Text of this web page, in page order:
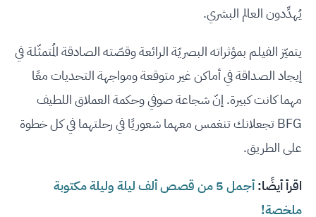
يُهدِّدون العالم البشري.
يتميّز الفيلم بمؤثراته البصريّة الرائعة وقصّته الصادقة المُتمثّلة في
إيجاد الصداقة في أماكن غير متوقعة ومواجهة التحديات معًا
مهما كانت كبيرة. إنّ شجاعة صوفي وحكمة العملاق اللطيف
BFG تجعلانك تنغمس معهما شعوريًا في رحلتهما في كل خطوة
على الطريق.
اقرأ أيضًا:
أجمل 5 من قصص ألف ليلة وليلة مكتوبة
ملخصة!